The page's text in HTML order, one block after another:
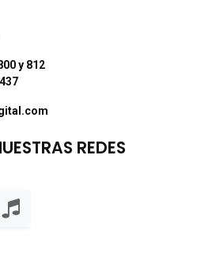
y 812
REDES